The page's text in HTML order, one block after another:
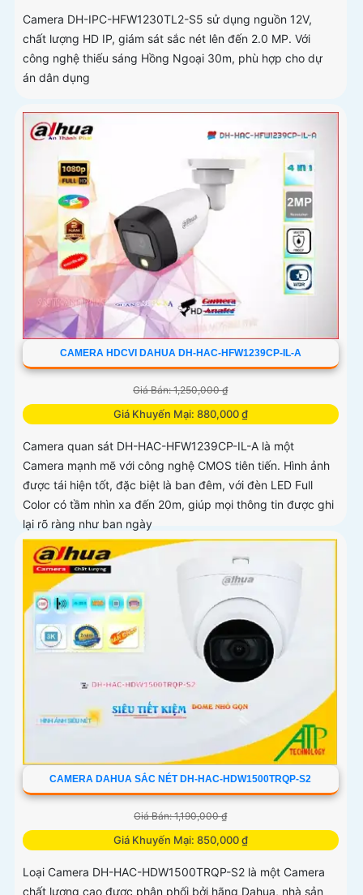
Camera DH-IPC-HFW1230TL2-S5 sử dụng nguồn 12V,
chất lượng HD IP, giám sát sắc nét lên đến 2.0 MP. Với
công nghệ thiếu sáng Hồng Ngoại 30m, phù hợp cho dự
án dân dụng
CAMERA HDCVI DAHUA DH-HAC-HFW1239CP-IL-A
Giá Bán: 1,250,000 ₫
Giá Khuyến Mại: 880,000 ₫
Camera quan sát DH-HAC-HFW1239CP-IL-A là một
Camera mạnh mẽ với công nghệ CMOS tiên tiến. Hình ảnh
được tái hiện tốt, đặc biệt là ban đêm, với đèn LED Full
Color có tầm nhìn xa đến 20m, giúp mọi thông tin được ghi
lại rõ ràng như ban ngày
CAMERA DAHUA SẮC NÉT DH-HAC-HDW1500TRQP-S2
Giá Bán: 1,190,000 ₫
Giá Khuyến Mại: 850,000 ₫
Loại Camera DH-HAC-HDW1500TRQP-S2 là một Camera
chất lượng cao được phân phối bởi hãng Dahua, nhà sản